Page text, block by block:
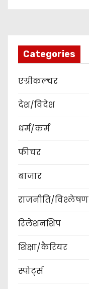
Categories
एग्रीकल्चर
देश/विदेश
धर्म/कर्म
फीचर
बाजार
राजनीति/विश्लेषण
रिलेशनशिप
शिक्षा/कैरियर
स्पोर्ट्स